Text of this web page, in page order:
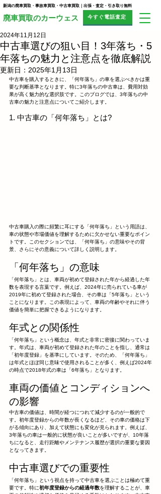
今すぐ電話査定
​廃車買取のカーウェス
新潟の廃車買取・事故車買取・中古車買取｜出張・査定・引き取り無料
中古車選びの狙い目！3年落ち・5
年落ちの魅力と注意点を徹底解説
2024年11月12日
更新日： 2025年1月13日
中古車を購入するときに、「何年落ち」の車を選ぶべきかは重
要な判断基準となります。特に3年落ちの中古車は、費用対効
果が高く魅力的な選択肢です。このブログでは、3年落ちの中
古車の魅力と注意点についてご紹介します。
1. 中古車の「何年落ち」とは?
中古車購入の際に頻繁に耳にする「何年落ち」という用語は、
車の状態や市場価値を理解するために欠かせない重要なポイン
トです。このセクションでは、「何年落ち」の意味やその背
景、さらにその意義について詳しく説明します。
「何年落ち」の意味
「何年落ち」とは、車両が初めて登録された年から経過した年
数を表現する言葉です。例えば、2024年に売られている車が
2019年に初めて登録された場合、その車は「5年落ち」という
ことになります。この表現によって、車両の年齢やそれに伴う
価値を簡単に把握できるようになります。
年式との関係性
「何年落ち」という概念は、年式と非常に密接に関わっていま
す。年式は、車両が初めて登録された年のことを指し、通常は
「初年度登録」を基準にしています。そのため、「何年落ち」
は年式とほぼ同じ意味で使用されることが多く、例えば2024年
の時点で2018年式の車は「6年落ち」となります。
車両の価値とコンディションへ
の影響
中古車の価値は、時間が経つにつれて減少するのが一般的で
す。初年度登録からの年数が長くなるほど、その車の価格は下
がる傾向にあり、加えて状態にも変化が見られます。例えば、
3年落ちの車は一般的に状態が良いことが多いですが、10年落
ちになると、走行距離やメンテナンス履歴が選択の重要な要因
となってきます。
中古車選びでの重要性
「何年落ち」という視点を持って中古車を選ぶことは極めて重
要です。特に初年度登録からの経過年数を理解することが、車